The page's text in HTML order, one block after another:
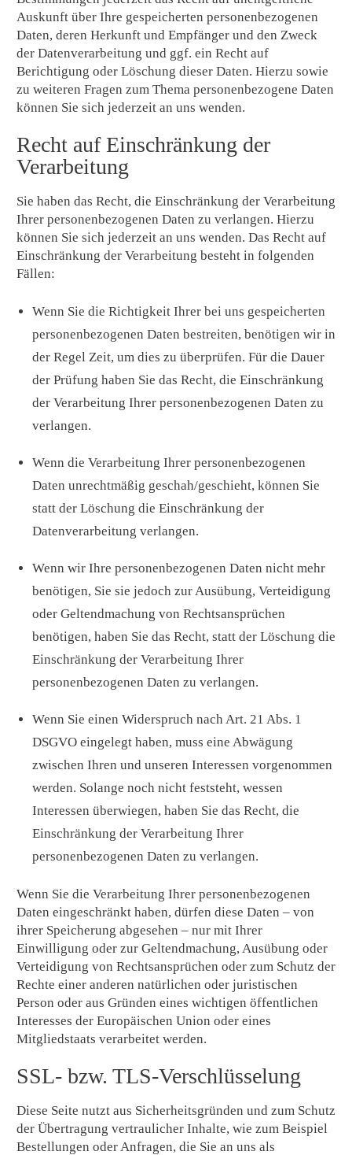
Auskunft über Ihre gespeicherten personenbezogenen
Daten, deren Herkunft und Empfänger und den Zweck
der Datenverarbeitung und ggf. ein Recht auf
Berichtigung oder Löschung dieser Daten. Hierzu sowie
zu weiteren Fragen zum Thema personenbezogene Daten
können Sie sich jederzeit an uns wenden.
Recht auf Einschränkung der
Verarbeitung
Sie haben das Recht, die Einschränkung der Verarbeitung
Ihrer personenbezogenen Daten zu verlangen. Hierzu
können Sie sich jederzeit an uns wenden. Das Recht auf
Einschränkung der Verarbeitung besteht in folgenden
Fällen:
Wenn Sie die Richtigkeit Ihrer bei uns gespeicherten
personenbezogenen Daten bestreiten, benötigen wir in
der Regel Zeit, um dies zu überprüfen. Für die Dauer
der Prüfung haben Sie das Recht, die Einschränkung
der Verarbeitung Ihrer personenbezogenen Daten zu
verlangen.
Wenn die Verarbeitung Ihrer personenbezogenen
Daten unrechtmäßig geschah/geschieht, können Sie
statt der Löschung die Einschränkung der
Datenverarbeitung verlangen.
Wenn wir Ihre personenbezogenen Daten nicht mehr
benötigen, Sie sie jedoch zur Ausübung, Verteidigung
oder Geltendmachung von Rechtsansprüchen
benötigen, haben Sie das Recht, statt der Löschung die
Einschränkung der Verarbeitung Ihrer
personenbezogenen Daten zu verlangen.
Wenn Sie einen Widerspruch nach Art. 21 Abs. 1
DSGVO eingelegt haben, muss eine Abwägung
zwischen Ihren und unseren Interessen vorgenommen
werden. Solange noch nicht feststeht, wessen
Interessen überwiegen, haben Sie das Recht, die
Einschränkung der Verarbeitung Ihrer
personenbezogenen Daten zu verlangen.
Wenn Sie die Verarbeitung Ihrer personenbezogenen
Daten eingeschränkt haben, dürfen diese Daten – von
ihrer Speicherung abgesehen – nur mit Ihrer
Einwilligung oder zur Geltendmachung, Ausübung oder
Verteidigung von Rechtsansprüchen oder zum Schutz der
Rechte einer anderen natürlichen oder juristischen
Person oder aus Gründen eines wichtigen öffentlichen
Interesses der Europäischen Union oder eines
Mitgliedstaats verarbeitet werden.
SSL- bzw. TLS-Verschlüsselung
Diese Seite nutzt aus Sicherheitsgründen und zum Schutz
der Übertragung vertraulicher Inhalte, wie zum Beispiel
Bestellungen oder Anfragen, die Sie an uns als